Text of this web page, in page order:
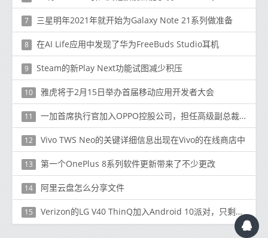
7 三星明年2021年就开始为Galaxy Note 21系列做准备
8 在AI Life应用中发现了华为FreeBuds Studio耳机
9 Steam的新Play Next功能试图减少积压
10 雅虎将于2月15日举办首届移动应用开发者大会
11 一加首席执行官加入OPPO控股公司，担任高级副总裁兼首席产品经验官
12 Vivo TWS Neo的关键详细信息出现在Vivo的在线商店中
13 第一个OnePlus 8系列软件更新带来了不少更改
14 阿里云盘怎么分享文件
15 Verizon的LG V40 ThinQ加入Android 10派对，只剩下一个运营商